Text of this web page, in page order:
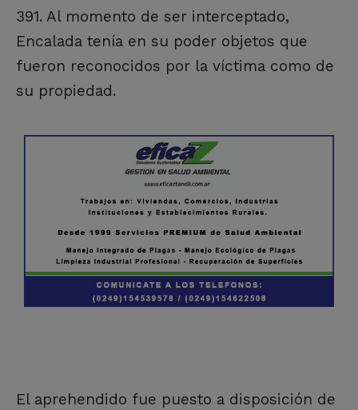
391. Al momento de ser interceptado,
Encalada tenía en su poder objetos que
fueron reconocidos por la víctima como de
su propiedad.
El aprehendido fue puesto a disposición de